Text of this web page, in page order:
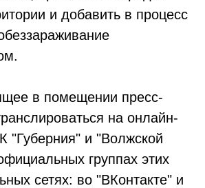
и добавить в процесс
в помещении пресс-
на онлайн-
"Губерния" и "Волжской
группах этих
сетях: во "ВКонтакте" и